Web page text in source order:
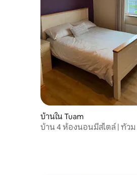
บ้านใน Tuam
บ้าน 4 ห้องนอนมีสไตล์ | ทัวม